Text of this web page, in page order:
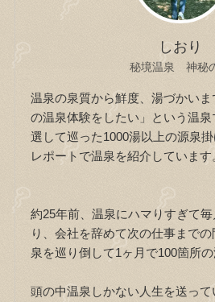
しおり
秘境温泉 神秘
温泉の泉質から鮮度、湯づかい
の温泉体験をしたい」という温
選して巡った1000湯以上の源泉掛
レポートで温泉を紹介しています
約25年前、温泉にハマりすぎて
り、会社を辞めて次の仕事まで
泉を巡り倒して1ヶ月で100箇所
頭の中温泉しかない人生を送って